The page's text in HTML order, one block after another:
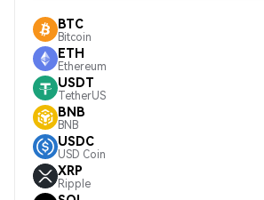
BTC
Bitcoin
ETH
Ethereum
USDT
TetherUS
BNB
BNB
USDC
USD Coin
XRP
Ripple